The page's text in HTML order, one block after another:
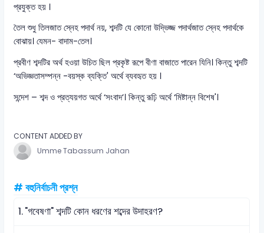
প্রযুক্ত হয় ।
তৈল শুধু তিলজাত স্নেহ পদার্থ নয়, শব্দটি যে কোনো উদ্ভিজ্জ পদার্থজাত স্নেহ পদার্থকে
বোঝায়। যেমন- বাদাম-তেল।
প্রবীণ শব্দটির অর্থ হওয়া উচিত ছিল প্রকৃষ্ট রূপে বীণা বাজাতে পারেন যিনি। কিন্তু শব্দটি
‘অভিজ্ঞতাসম্পন্ন -বয়স্ক ব্যক্তি' অর্থে ব্যবহৃত হয় ।
সন্দেশ – শব্দ ও প্রত্যয়গত অর্থে ‘সংবাদ’। কিন্তু রূঢ়ি অর্থে ‘মিষ্টান্ন বিশেষ'।
CONTENT ADDED BY
Umme Tabassum Jahan
# বহুনির্বাচনী প্রশ্ন
1."গবেষণা" শব্দটি কোন ধরণের শব্দের উদাহরণ?